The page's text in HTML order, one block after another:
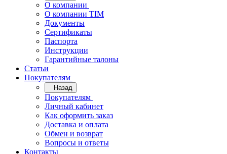
О компании
О компании TIM
Документы
Сертификаты
Паспорта
Инструкции
Гарантийные талоны
Статьи
Покупателям
Назад
Покупателям
Личный кабинет
Как оформить заказ
Доставка и оплата
Обмен и возврат
Вопросы и ответы
Контакты